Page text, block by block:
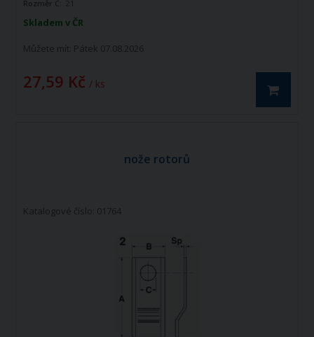
Skladem v ČR
Můžete mít: Pátek 07.08.2026
27,59 Kč / ks
Rozměr C:
21
nože rotorů
Katalogové číslo: 01764